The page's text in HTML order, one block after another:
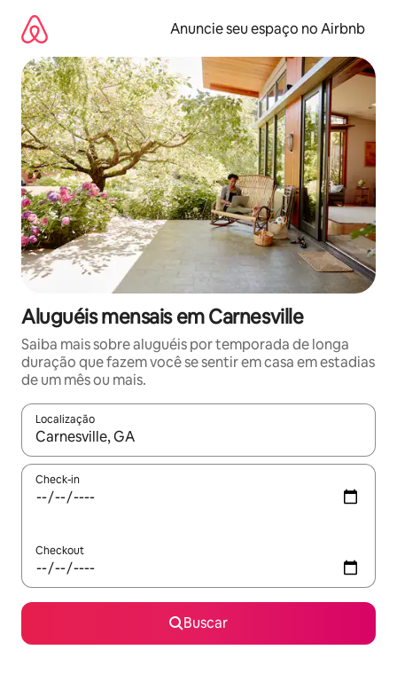
para
conteúdo
Anuncie seu espaço no Airbnb
Aluguéis mensais em Carnesville
Saiba mais sobre aluguéis por temporada de longa
duração que fazem você se sentir em casa em estadias
de um mês ou mais.
Localização
Quando os resultados estiverem disponíveis, explore-os
Check-in
Checkout
Buscar